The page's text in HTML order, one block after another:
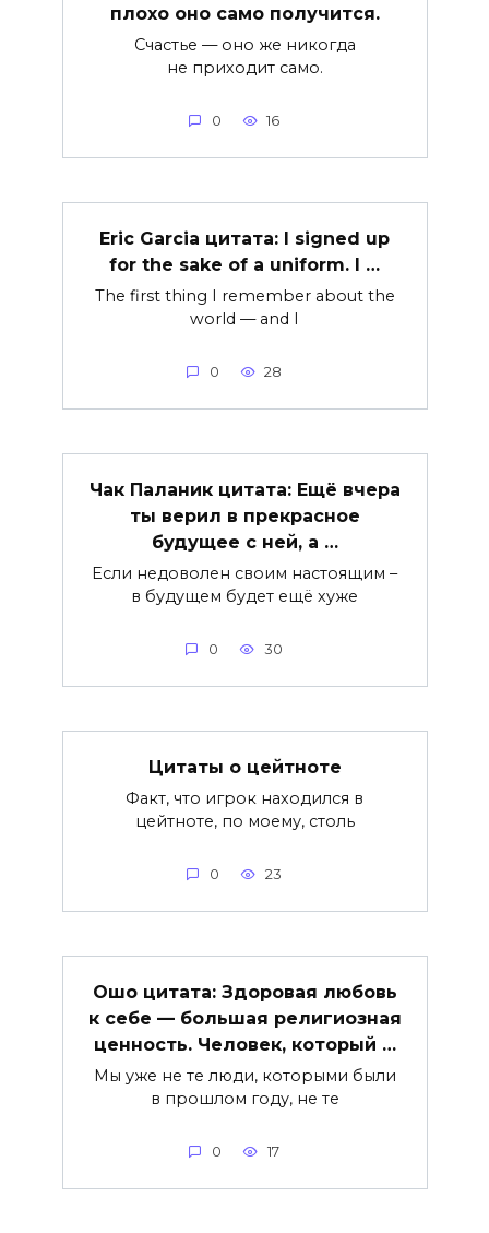
плохо оно само получится.
Счастье — оно же никогда
не приходит само.
0 16
Eric Garcia цитата: I signed up
for the sake of a uniform. I …
The first thing I remember about the
world — and I
0 28
Чак Паланик цитата: Ещё вчера
ты верил в прекрасное
будущее с ней, а …
Если недоволен своим настоящим –
в будущем будет ещё хуже
0 30
Цитаты о цейтноте
Факт, что игрок находился в
цейтноте, по моему, столь
0 23
Ошо цитата: Здоровая любовь
к себе — большая религиозная
ценность. Человек, который …
Мы уже не те люди, которыми были
в прошлом году, не те
0 17